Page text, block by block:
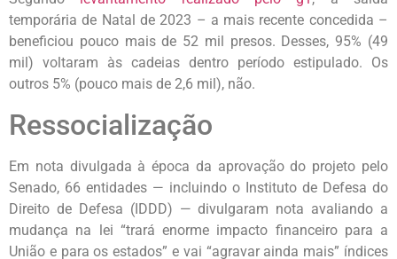
temporária de Natal de 2023 – a mais recente concedida –
beneficiou pouco mais de 52 mil presos. Desses, 95% (49
mil) voltaram às cadeias dentro período estipulado. Os
outros 5% (pouco mais de 2,6 mil), não.
Ressocialização
Em nota divulgada à época da aprovação do projeto pelo
Senado, 66 entidades — incluindo o Instituto de Defesa do
Direito de Defesa (IDDD) — divulgaram nota avaliando a
mudança na lei “trará enorme impacto financeiro para a
União e para os estados” e vai “agravar ainda mais” índices